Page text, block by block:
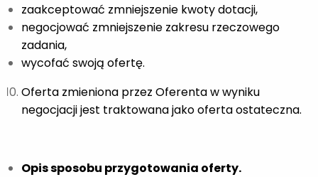
zaakceptować zmniejszenie kwoty dotacji,
negocjować zmniejszenie zakresu rzeczowego
zadania,
wycofać swoją ofertę.
Oferta zmieniona przez Oferenta w wyniku
negocjacji jest traktowana jako oferta ostateczna.
Opis sposobu przygotowania oferty.